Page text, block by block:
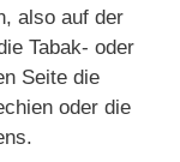
also auf der
Tabak- oder
Seite die
oder die